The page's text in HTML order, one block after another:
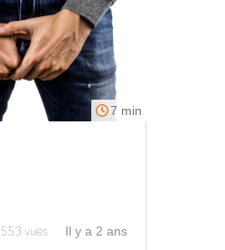
7 min
553 vues Il y a 2 ans